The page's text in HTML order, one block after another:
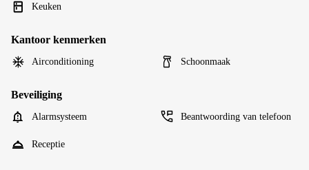
Keuken
Kantoor kenmerken
Airconditioning Schoonmaak
Beveiliging
Alarmsysteem Beantwoording van telefoon
Receptie